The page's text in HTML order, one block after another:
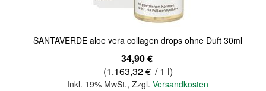
SANTAVERDE aloe vera collagen drops ohne Duft 30ml
34,90 €
(1.163,32 € / 1 l)
Inkl. 19% MwSt.,Zzgl.Versandkosten